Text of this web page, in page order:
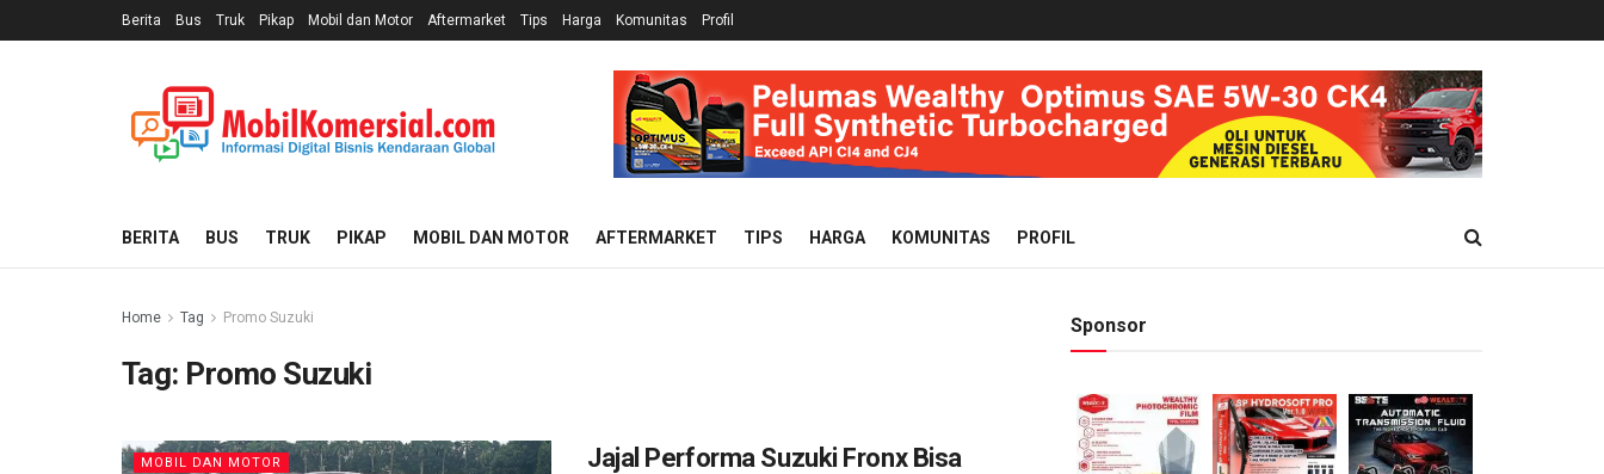
Berita Bus Truk Pikap Mobil dan Motor Aftermarket Tips Harga Komunitas Profil
BERITA BUS TRUK PIKAP MOBIL DAN MOTOR AFTERMARKET TIPS HARGA KOMUNITAS PROFIL
Home Tag Promo Suzuki
Tag: Promo Suzuki
MOBIL DAN MOTOR
Jajal Performa Suzuki Fronx Bisa
Sponsor